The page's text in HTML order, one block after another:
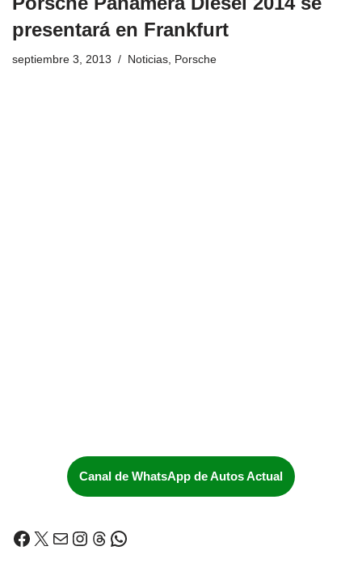
presentará en Frankfurt
septiembre 3, 2013 Noticias, Porsche
Canal de WhatsApp de Autos Actual